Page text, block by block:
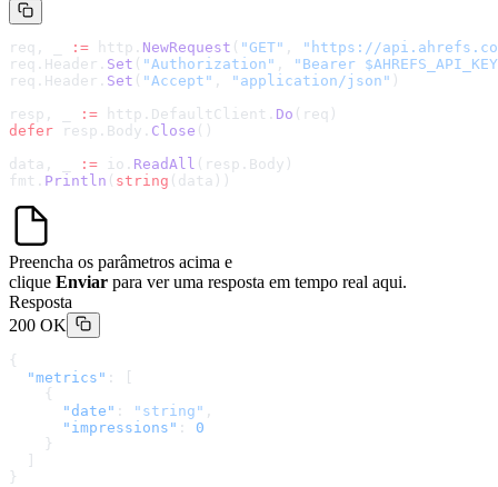
req, _ := http. NewRequest ( "GET" , " https://
req.Header. Set ( "Authorization" ,
"Bearer
req.Header. Set ( "Accept" , "application/json" )
resp, _
:= http.DefaultClient. Do (req)
defer resp.Body. Close ()
data, _
:= io. ReadAll (resp.Body)
fmt. Println ( string (data))
Preencha os parâmetros acima e
clique Enviar para ver uma resposta em tempo real aqui.
Resposta
200 OK
{
  "metrics"
: [
    {
      "date"
: "string" ,
      "impressions"
: 0
    }
}